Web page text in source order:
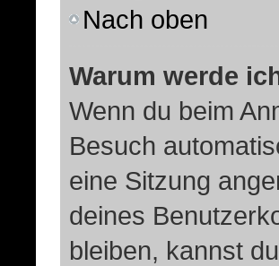
Nach oben
Warum werde
Wenn du beim
Besuch
eine Sitzung
deines
bleiben, kannst